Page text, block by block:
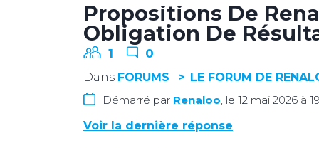
Propositions De
Obligation De
1 0
Dans FORUMS
LE FORUM DE
Démarré par Renaloo, le 12 mai 2026 à
Voir la dernière réponse